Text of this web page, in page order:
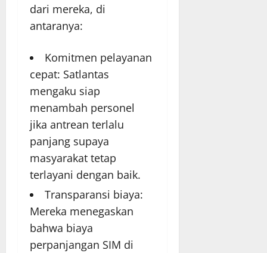
dari mereka, di
antaranya:
Komitmen pelayanan
cepat: Satlantas
mengaku siap
menambah personel
jika antrean terlalu
panjang supaya
masyarakat tetap
terlayani dengan baik.
Transparansi biaya:
Mereka menegaskan
bahwa biaya
perpanjangan SIM di